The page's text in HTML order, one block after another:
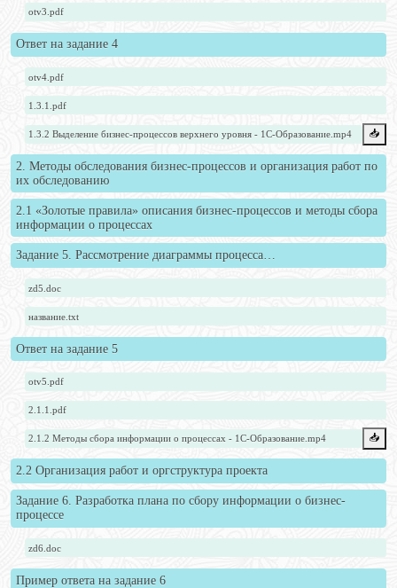
otv3.pdf
Ответ на задание 4
otv4.pdf
1.3.1.pdf
1.3.2 Выделение бизнес-процессов верхнего уровня - 1С-Образование.mp4 📥️
2. Методы обследования бизнес-процессов и организация работ по
их обследованию
2.1 «Золотые правила» описания бизнес-процессов и методы сбора
информации о процессах
Задание 5. Рассмотрение диаграммы процесса…
zd5.doc
название.txt
Ответ на задание 5
otv5.pdf
2.1.1.pdf
2.1.2 Методы сбора информации о процессах - 1С-Образование.mp4 📥️
2.2 Организация работ и оргструктура проекта
Задание 6. Разработка плана по сбору информации о бизнес-
процессе
zd6.doc
Пример ответа на задание 6